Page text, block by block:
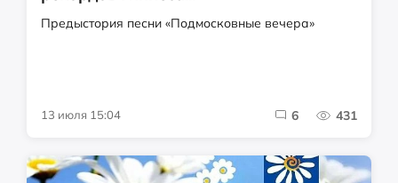
Предыстория песни «Подмосковные вечера»
13 июля 15:04 6 431